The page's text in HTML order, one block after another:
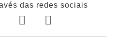
das redes sociais